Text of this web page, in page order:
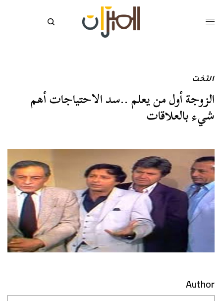
التخت
الزوجة أول من يعلم ..سد الاحتياجات أهم
شيء بالعلاقات
Author